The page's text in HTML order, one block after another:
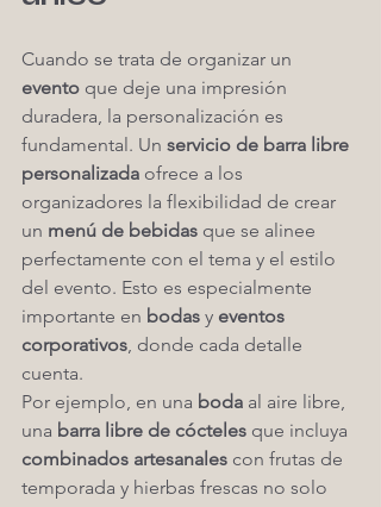
Cuando se trata de organizar un
evento que deje una impresión
duradera, la personalización es
fundamental. Un servicio de barra libre
personalizada ofrece a los
organizadores la flexibilidad de crear
un menú de bebidas que se alinee
perfectamente con el tema y el estilo
del evento. Esto es especialmente
importante en bodas y eventos
corporativos, donde cada detalle
cuenta.
Por ejemplo, en una boda al aire libre,
una barra libre de cócteles que incluya
combinados artesanales con frutas de
temporada y hierbas frescas no solo